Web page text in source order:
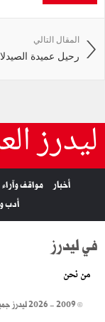
المقال التالي
رحيل عميدة
ليدرز
أخبار مواقف وآراء
أدب
في ليدرز
من نحن
© 2009 - 2026 ليدرز جميع الحقوق محفوظة.